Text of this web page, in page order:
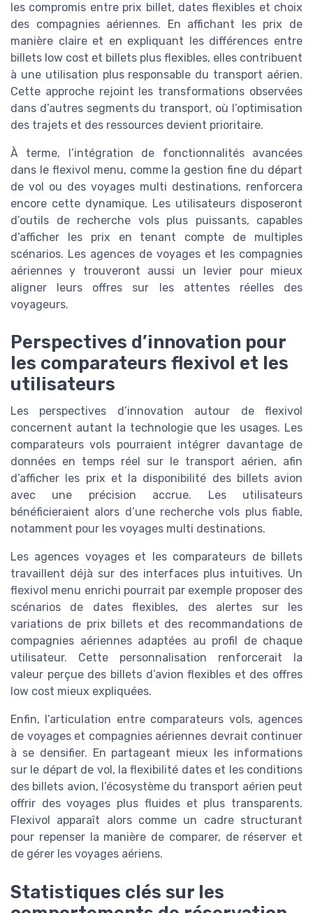
les compromis entre prix billet, dates flexibles et choix
des compagnies aériennes. En affichant les prix de
manière claire et en expliquant les différences entre
billets low cost et billets plus flexibles, elles contribuent
à une utilisation plus responsable du transport aérien.
Cette approche rejoint les transformations observées
dans d’autres segments du transport, où l’optimisation
des trajets et des ressources devient prioritaire.
À terme, l’intégration de fonctionnalités avancées
dans le flexivol menu, comme la gestion fine du départ
de vol ou des voyages multi destinations, renforcera
encore cette dynamique. Les utilisateurs disposeront
d’outils de recherche vols plus puissants, capables
d’afficher les prix en tenant compte de multiples
scénarios. Les agences de voyages et les compagnies
aériennes y trouveront aussi un levier pour mieux
aligner leurs offres sur les attentes réelles des
voyageurs.
Perspectives d’innovation pour
les comparateurs flexivol et les
utilisateurs
Les perspectives d’innovation autour de flexivol
concernent autant la technologie que les usages. Les
comparateurs vols pourraient intégrer davantage de
données en temps réel sur le transport aérien, afin
d’afficher les prix et la disponibilité des billets avion
avec une précision accrue. Les utilisateurs
bénéficieraient alors d’une recherche vols plus fiable,
notamment pour les voyages multi destinations.
Les agences voyages et les comparateurs de billets
travaillent déjà sur des interfaces plus intuitives. Un
flexivol menu enrichi pourrait par exemple proposer des
scénarios de dates flexibles, des alertes sur les
variations de prix billets et des recommandations de
compagnies aériennes adaptées au profil de chaque
utilisateur. Cette personnalisation renforcerait la
valeur perçue des billets d’avion flexibles et des offres
low cost mieux expliquées.
Enfin, l’articulation entre comparateurs vols, agences
de voyages et compagnies aériennes devrait continuer
à se densifier. En partageant mieux les informations
sur le départ de vol, la flexibilité dates et les conditions
des billets avion, l’écosystème du transport aérien peut
offrir des voyages plus fluides et plus transparents.
Flexivol apparaît alors comme un cadre structurant
pour repenser la manière de comparer, de réserver et
de gérer les voyages aériens.
Statistiques clés sur les